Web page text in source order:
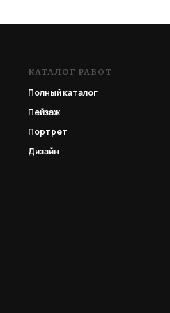
КАТАЛОГ РАБОТ
Полный каталог
Пейзаж
Портрет
Дизайн